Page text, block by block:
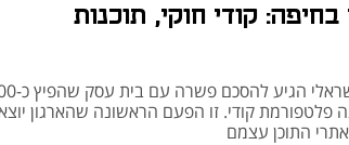
קודי חוקי, תוכנות
ארגון זכויות
פלטפורמת קודי. זו הפעם הראשונה שהארגון
התוכן עצמם